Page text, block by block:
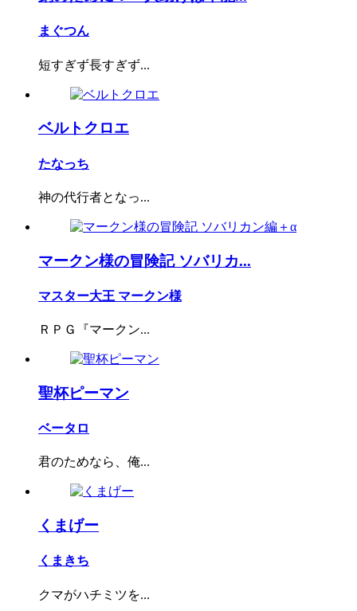
まぐつん
短すぎず長すぎず...
ベルトクロエ
たなっち
神の代行者となっ...
マークン様の冒険記 ソバリカ...
マスター大王 マークン様
ＲＰＧ『マークン...
聖杯ピーマン
ベータロ
君のためなら、俺...
くまげー
くまきち
クマがハチミツを...